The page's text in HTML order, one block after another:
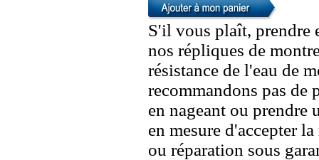
S'il vous plaît, prendre
nos répliques de
résistance de l'eau de
recommandons pas de
en nageant ou prendre
en mesure d'accepter
ou réparation sous